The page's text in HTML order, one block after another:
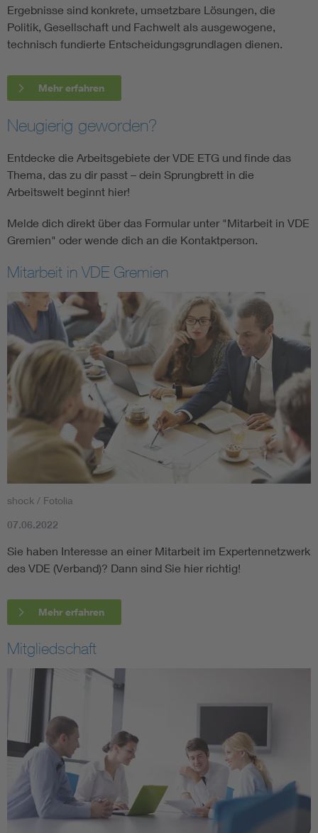
verbinden alle Bereiche der Energietechnik.
Leistungselektronik
Werkstoffe, Isoliersysteme, Diagnostik
Kontaktverhalten und Schalten(Fachbereich Q3)
Ergebnisse sind konkrete, umsetzbare Lösungen, die
Politik, Gesellschaft und Fachwelt als ausgewogene,
technisch fundierte Entscheidungsgrundlagen dienen.
Mehr erfahren
Neugierig geworden?
Entdecke die Arbeitsgebiete der VDE ETG und finde das
Thema, das zu dir passt – dein Sprungbrett in die
Arbeitswelt beginnt hier!
Melde dich direkt über das Formular unter "Mitarbeit in VDE
Gremien" oder wende dich an die Kontaktperson.
Mitarbeit in VDE Gremien
shock / Fotolia
07.06.2022
Sie haben Interesse an einer Mitarbeit im Expertennetzwerk
des VDE (Verband)? Dann sind Sie hier richtig!
Mehr erfahren
Mitgliedschaft